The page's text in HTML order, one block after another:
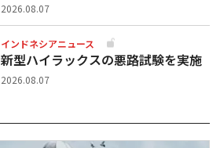
2026.08.07
インドネシアニュース
新型ハイラックスの悪路試験を実施
2026.08.07